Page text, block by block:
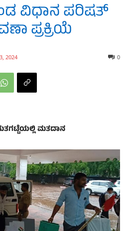
ವಿಧಾನ‌ ಪರಿಷತ್‌
ಪ್ರಕ್ರಿಯೆ
2024 0
ಮತದಾನ